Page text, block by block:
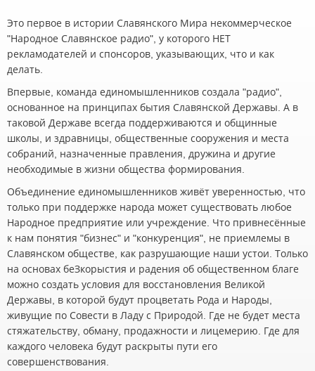
Это первое в истории Славянского Мира некоммерческое
"Народное Славянское радио", у которого НЕТ
рекламодателей и спонсоров, указывающих, что и как
делать.
Впервые, команда единомышленников создала "радио",
основанное на принципах бытия Славянской Державы. А в
таковой Державе всегда поддерживаются и общинные
школы, и здравницы, общественные сооружения и места
собраний, назначенные правления, дружина и другие
необходимые в жизни общества формирования.
Объединение единомышленников живёт уверенностью, что
только при поддержке народа может существовать любое
Народное предприятие или учреждение. Что привнесённые
к нам понятия "бизнес" и "конкуренция", не приемлемы в
Славянском обществе, как разрушающие наши устои. Только
на основах беЗкорыстия и радения об общественном благе
можно создать условия для восстановления Великой
Державы, в которой будут процветать Рода и Народы,
живущие по Совести в Ладу с Природой. Где не будет места
стяжательству, обману, продажности и лицемерию. Где для
каждого человека будут раскрыты пути его
совершенствования.